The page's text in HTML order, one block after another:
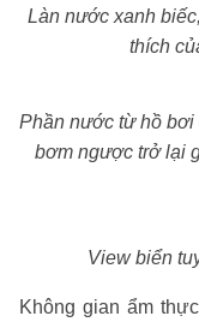
Làn nước xanh
thích
Phần nước từ hồ
bơm ngược trở lại
View biển
Không gian ẩm